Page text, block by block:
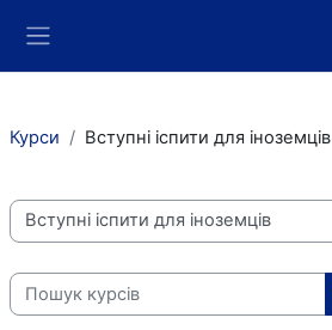
Курси Вступні іспити для іноземців
Категорії курсів
Пошук курсів